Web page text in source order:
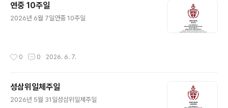
연중 10주일
2026년 6월 7일연중 10주일
0 0 2026. 6. 7.
성삼위일체주일
2026년 5월 31일성삼위일체주일